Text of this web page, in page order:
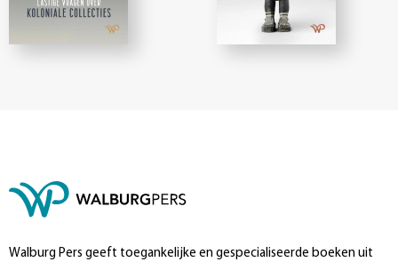
Walburg Pers geeft toegankelijke en gespecialiseerde boeken uit